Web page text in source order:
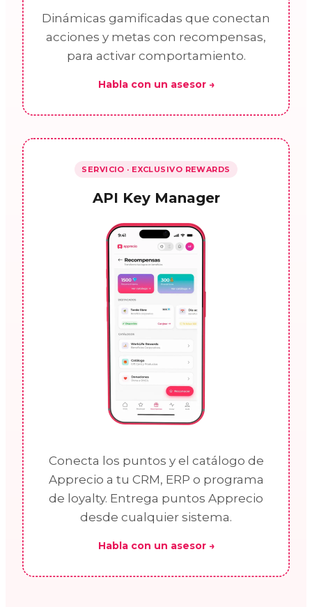
Dinámicas gamificadas que conectan
acciones y metas con recompensas,
para activar comportamiento.
Habla con un asesor →
SERVICIO · EXCLUSIVO REWARDS
API Key Manager
Conecta los puntos y el catálogo de
Apprecio a tu CRM, ERP o programa
de loyalty. Entrega puntos Apprecio
desde cualquier sistema.
Habla con un asesor →